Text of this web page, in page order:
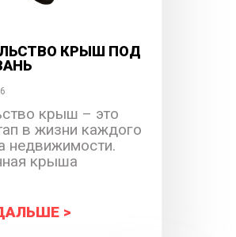
КРЫШ ПОД
крыш – это
в жизни каждого
недвижимости.
крыша
>